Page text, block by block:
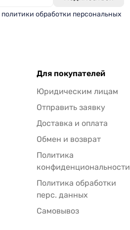
политики обработки персональных
Для покупателей
Юридическим лицам
Отправить заявку
Доставка и оплата
Обмен и возврат
Политика
конфиденциональности
Политика обработки
перс. данных
Самовывоз